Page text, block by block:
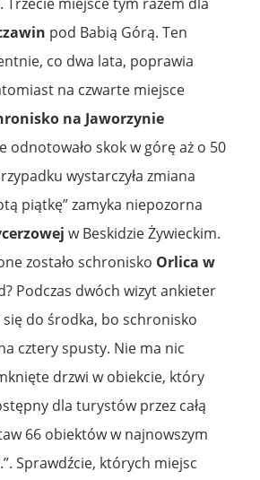
pod Babią Górą. Ten
co dwa lata, poprawia
na czwarte miejsce
na Jaworzynie
odnotowało skok w górę aż o 50
wystarczyła zmiana
piątkę” zamyka niepozorna
w Beskidzie Żywieckim.
zostało schronisko Orlica w
Podczas dwóch wizyt ankieter
się do środka, bo schronisko
cztery spusty. Nie ma nic
drzwi w obiekcie, który
dla turystów przez całą
66 obiektów w najnowszym
Sprawdźcie, których miejsc